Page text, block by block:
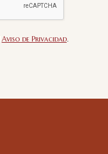
Aviso de Privacidad.